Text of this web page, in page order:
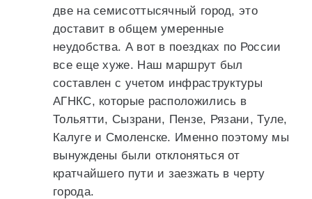
две на семисоттысячный город, это
доставит в общем умеренные
неудобства. А вот в поездках по России
все еще хуже. Наш маршрут был
составлен с учетом инфраструктуры
АГНКС, которые расположились в
Тольятти, Сызрани, Пензе, Рязани, Туле,
Калуге и Смоленске. Именно поэтому мы
вынуждены были отклоняться от
кратчайшего пути и заезжать в черту
города.